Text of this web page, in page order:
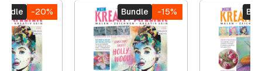
-20% Bundle -15%